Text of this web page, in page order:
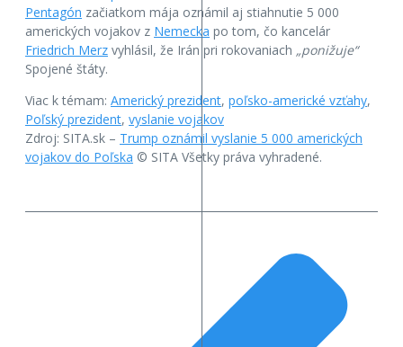
Pentagón začiatkom mája oznámil aj stiahnutie 5 000
amerických vojakov z Nemecka po tom, čo kancelár
Friedrich Merz vyhlásil, že Irán pri rokovaniach „ponižuje“
Spojené štáty.
Viac k témam: Americký prezident, poľsko-americké vzťahy,
Poľský prezident, vyslanie vojakov
Zdroj: SITA.sk – Trump oznámil vyslanie 5 000 amerických
vojakov do Poľska © SITA Všetky práva vyhradené.